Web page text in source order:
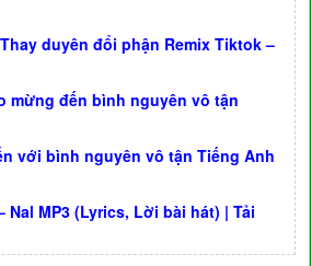
duyên đổi phận Remix Tiktok –
mừng đến bình nguyên vô tận
với bình nguyên vô tận Tiếng Anh
Nal MP3 (Lyrics, Lời bài hát) | Tải